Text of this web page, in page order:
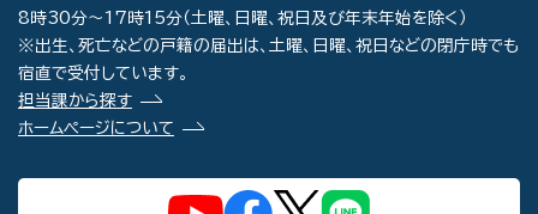
8時30分～17時15分（土曜、日曜、祝日及び年末年始を除く）
※出生、死亡などの戸籍の届出は、土曜、日曜、祝日などの閉庁時でも
宿直で受付しています。
担当課から探す
ホームページについて